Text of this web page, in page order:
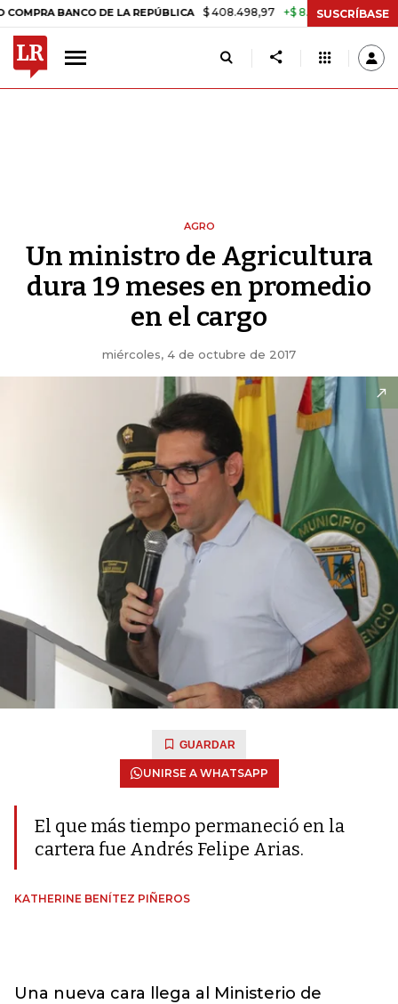
DE LA REPÚBLICA $ 408.498,97 +$ 8.753,81 +2,19% TASA
SUSCRÍBASE
AGRO
Un ministro de Agricultura
dura 19 meses en promedio
en el cargo
miércoles, 4 de octubre de 2017
GUARDAR
UNIRSE A WHATSAPP
El que más tiempo permaneció en la
cartera fue Andrés Felipe Arias.
KATHERINE BENÍTEZ PIÑEROS
Una nueva cara llega al Ministerio de